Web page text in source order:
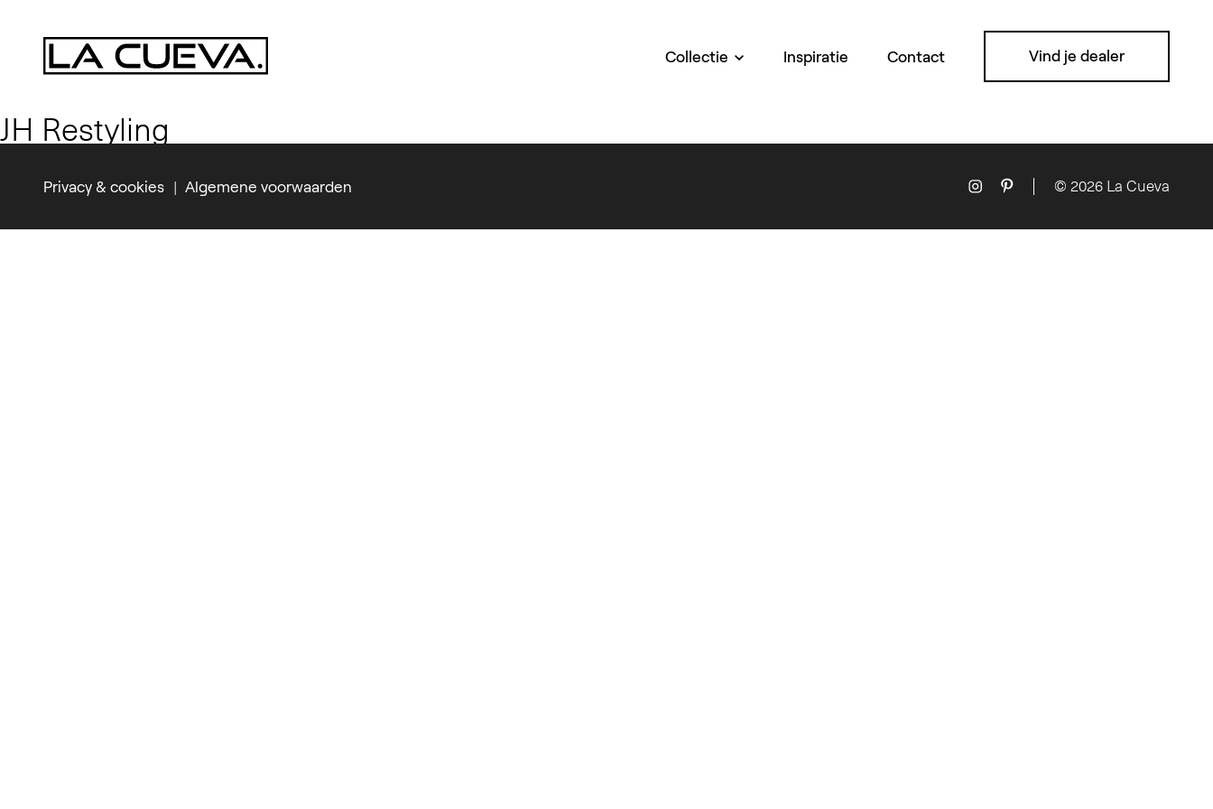
Collectie Inspiratie Contact Vind je dealer
JH Restyling
Privacy & cookies Algemene voorwaarden © 2026 La Cueva